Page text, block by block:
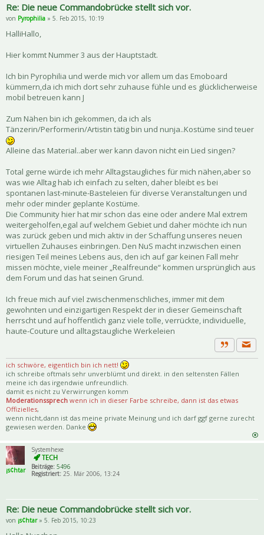
Re: Die neue Commandobrücke stellt sich vor.
von Pyrophilia » 5. Feb 2015, 10:19
HalliHallo,
Hier kommt Nummer 3 aus der Hauptstadt.
Ich bin Pyrophilia und werde mich vor allem um das Emoboard
kümmern,da ich mich dort sehr zuhause fühle und es glücklicherweise
mobil betreuen kann J
Zum Nähen bin ich gekommen, da ich als
Tänzerin/Performerin/Artistin tätig bin und nunja..Kostüme sind teuer
Alleine das Material..aber wer kann davon nicht ein Lied singen?
Total gerne würde ich mehr Alltagstaugliches für mich nähen,aber so
was wie Alltag hab ich einfach zu selten, daher bleibt es bei
spontanen last-minute-Basteleien für diverse Veranstaltungen und
mehr oder minder geplante Kostüme.
Die Community hier hat mir schon das eine oder andere Mal extrem
weitergeholfen,egal auf welchem Gebiet und daher möchte ich nun
was zurück geben und mich aktiv in der Schaffung unseres neuen
virtuellen Zuhauses einbringen. Den NuS macht inzwischen einen
riesigen Teil meines Lebens aus, den ich auf gar keinen Fall mehr
missen möchte, viele meiner „Realfreunde“ kommen ursprünglich aus
dem Forum und das hat seinen Grund.
Ich freue mich auf viel zwischenmenschliches, immer mit dem
gewohnten und einzigartigen Respekt der in dieser Gemeinschaft
herrscht und auf hoffentlich ganz viele tolle, verrückte, individuelle,
haute-Couture und alltagstaugliche Werkeleien
Zitat
ich schwöre, eigentlich bin ich nett!
ich schreibe oftmals sehr unverblümt und direkt. in den seltensten Fällen
meine ich das irgendwie unfreundlich.
damit es nicht zu Verwirrungen komm
Moderationssprech wenn ich in dieser Farbe schreibe, dann ist das etwas
Offizielles,
wenn nicht,dann ist das meine private Meinung und ich darf ggf gerne zurecht
gewiesen werden. Danke
¡s¢htar
Systemhexe
Beiträge: 5496
Registriert: 25. Mär 2006, 13:24
Re: Die neue Commandobrücke stellt sich vor.
von ¡s¢htar» 5. Feb 2015, 10:23